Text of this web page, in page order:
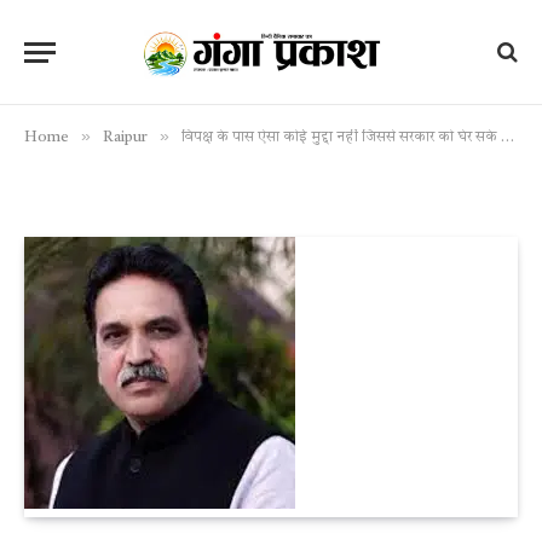
Home » Raipur » विपक्ष के पास ऐसा कोई मुद्दा नहीं जिससे सरकार को घेर सके – राजेश मूणत